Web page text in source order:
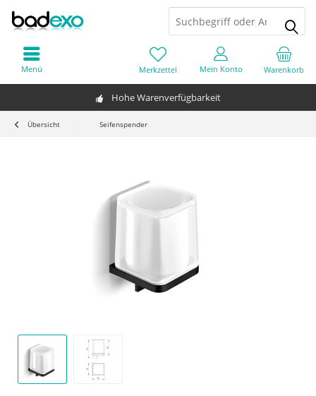
Hohe Warenverfügbarkeit
Warenkorb
Merkzettel Mein Konto
Menü
Übersicht Seifenspender